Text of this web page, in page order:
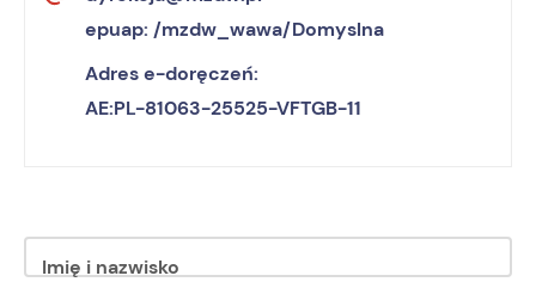
epuap: /mzdw_wawa/Domyslna
Adres e-doręczeń:
AE:PL-81063-25525-VFTGB-11
Imię i nazwisko